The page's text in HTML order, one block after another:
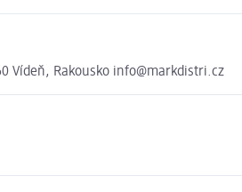
Vídeň, Rakousko info@markdistri.cz